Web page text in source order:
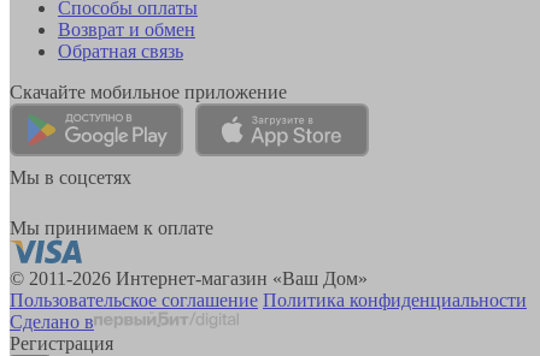
Способы оплаты
Возврат и обмен
Обратная связь
Скачайте мобильное приложение
Мы в соцсетях
Мы принимаем к оплате
© 2011-2026 Интернет-магазин «Ваш Дом»
Пользовательское соглашение Политика конфиденциальности
Сделано в
Регистрация